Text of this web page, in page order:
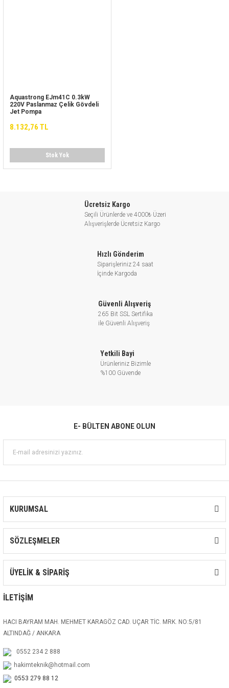
Aquastrong EJm41C 0.3kW
220V Paslanmaz Çelik Gövdeli
Jet Pompa
8.132,76 TL
Stok Yok
Ücretsiz Kargo
Seçili Ürünlerde ve 4000₺ Üzeri
Alışverişlerde Ücretsiz Kargo
Hızlı Gönderim
Siparişleriniz 24 saat
İçinde Kargoda
Güvenli Alışveriş
265 Bit SSL Sertifika
ile Güvenli Alışveriş
Yetkili Bayi
Ürünleriniz Bizimle
%100 Güvende
E- BÜLTEN ABONE OLUN
KURUMSAL
SÖZLEŞMELER
ÜYELİK & SİPARİŞ
İLETİŞİM
HACI BAYRAM MAH. MEHMET KARAGÖZ CAD. UÇAR TİC. MRK. NO:5/81
ALTINDAĞ / ANKARA
0552 234 2 888
hakimteknik@hotmail.com
0553 279 88 12